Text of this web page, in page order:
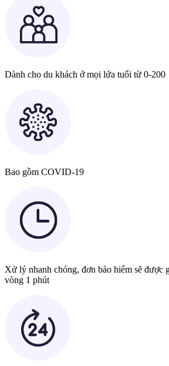
Dành cho du khách ở mọi lứa tuổi từ 0-200
Bao gồm COVID-19
Xử lý nhanh chóng, đơn bảo hiểm sẽ được
vòng 1 phút